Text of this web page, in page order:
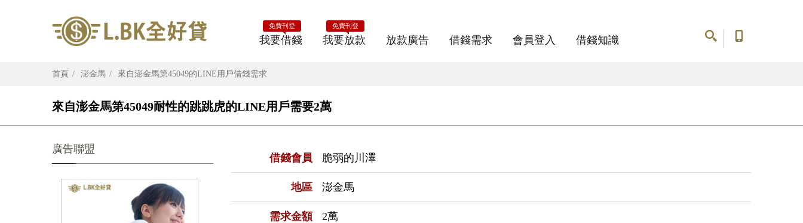
我要借錢
免費刊登
我要放款
免費刊登
放款廣告 借錢需求 會員登入 借錢知識
首頁 澎金馬 來自澎金馬第45049的LINE用戶借錢需求
來自澎金馬第45049耐性的跳跳虎的LINE用戶需要2萬
借錢會員 脆弱的川澤
地區 澎金馬
需求金額 2萬
廣告聯盟